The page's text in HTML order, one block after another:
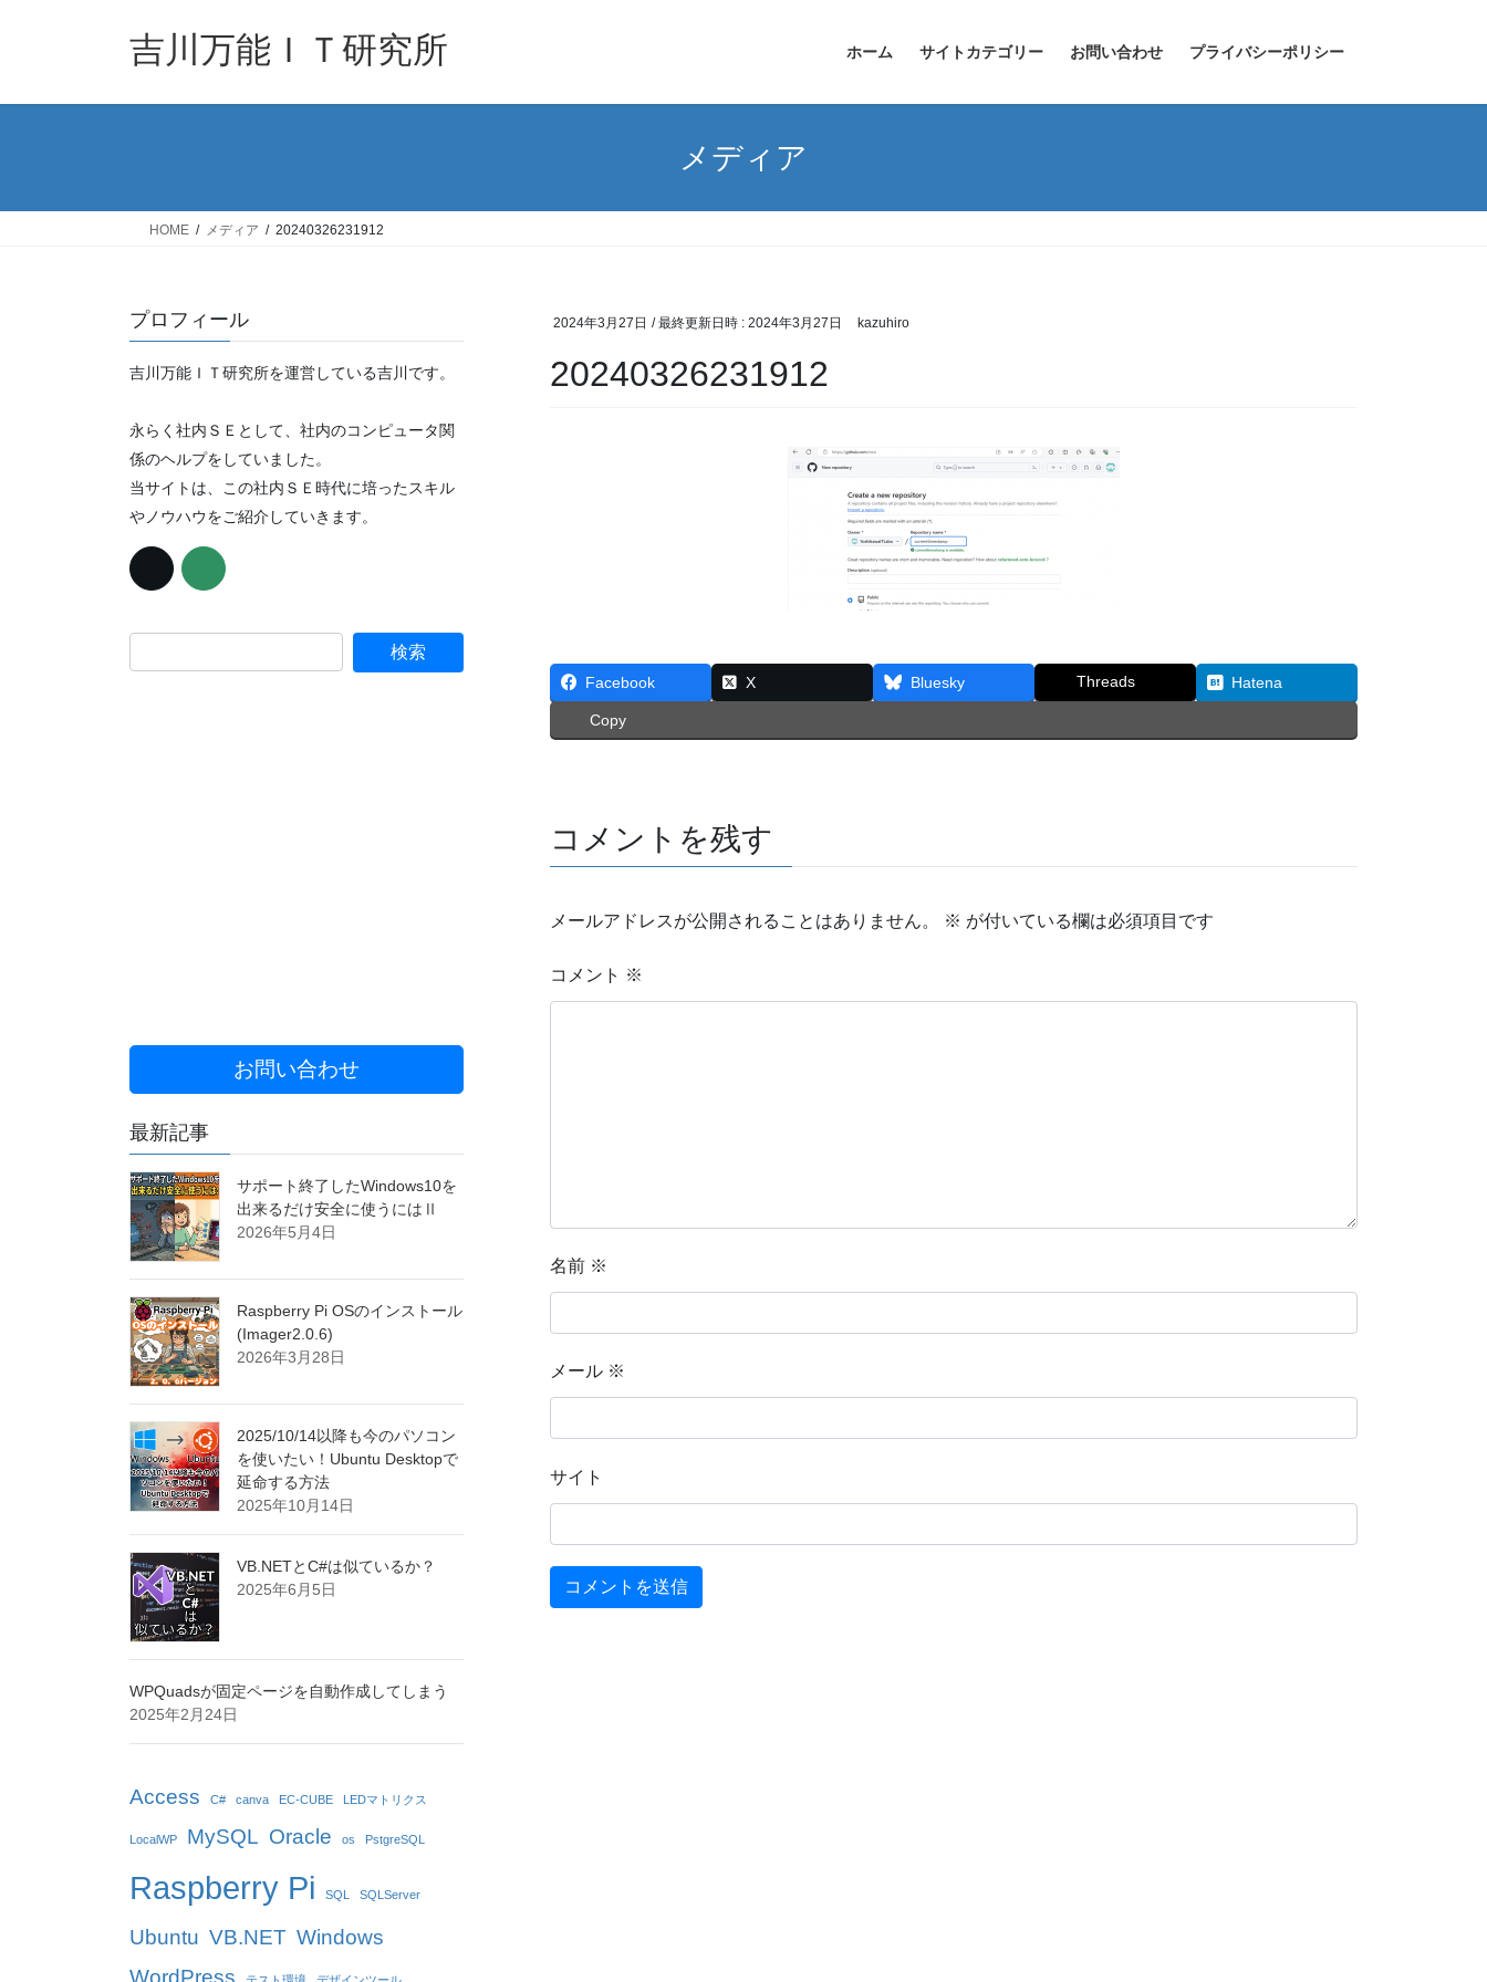
吉川万能ＩＴ研究所 ホーム サイトカテゴリー お問い合わせ プライバシーポリシー
メディア
HOME メディア 20240326231912
2024年3月27日 / 最終更新日時 : 2024年3月27日 kazuhiro
20240326231912
Facebook X Bluesky Threads Hatena
Copy
コメントを残す
メールアドレスが公開されることはありません。 ※ が付いている欄は必須項目です
コメント ※
名前 ※
メール ※
サイト
プロフィール
吉川万能ＩＴ研究所を運営している吉川です。
永らく社内ＳＥとして、社内のコンピュータ関
係のヘルプをしていました。
当サイトは、この社内ＳＥ時代に培ったスキル
やノウハウをご紹介していきます。
お問い合わせ
最新記事
サポート終了したWindows10を
出来るだけ安全に使うにはⅡ
2026年5月4日
Raspberry Pi OSのインストール
(Imager2.0.6)
2026年3月28日
2025/10/14以降も今のパソコン
を使いたい！Ubuntu Desktopで
延命する方法
2025年10月14日
VB.NETとC#は似ているか？
2025年6月5日
WPQuadsが固定ページを自動作成してしまう
2025年2月24日
Access C# canva EC-CUBE LEDマトリクス
LocalWP MySQL Oracle os PstgreSQL
Raspberry Pi SQL SQLServer
Ubuntu VB.NET Windows
WordPress
テスト環境 デザインツール